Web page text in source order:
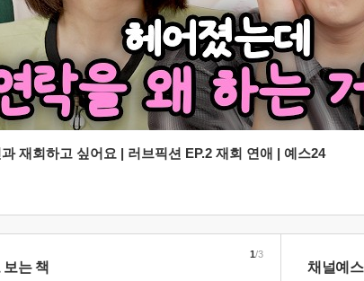
재회하고 싶어요 | 러브픽션 EP.2 재회 연애 | 예스24
는 책
1/3
채널예스